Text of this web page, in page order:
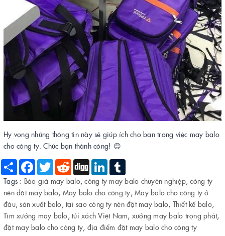
Hy vọng những thông tin này sẽ giúp ích cho bạn trong việc may balo
cho công ty. Chúc bạn thành công! 😊
Share Facebook
Twitter Reddit Digg LinkedIn
Tags : Báo giá may balo,công ty may balo chuyên nghiệp,công ty
nên đặt may balo, May balo cho công ty, May balo cho công ty ở
đâu,sản xuất balo, tại sao công ty nên đặt may balo, Thiết kế balo,
Tìm xưởng may balo, túi xách Việt Nam, xưởng may balo trọng phát,
đặt may balo cho công ty, địa điểm đặt may balo cho công ty